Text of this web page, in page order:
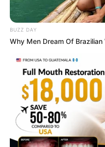
วันนี้ก่อนออกจาก
ค้าขาย
ทิศมงคลเสริมความเ
ให้อธิษฐาน ขอพลังบว
ตลอดทั้งวัน
สีมงคลของวัน
BUZZ DAY
Why Men Dream Of